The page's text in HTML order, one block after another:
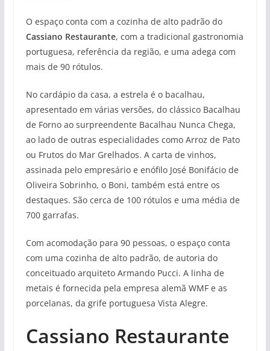
O espaço conta com a cozinha de alto padrão do
Cassiano Restaurante, com a tradicional gastronomia
portuguesa, referência da região, e uma adega com
mais de 90 rótulos.
No cardápio da casa, a estrela é o bacalhau,
apresentado em várias versões, do clássico Bacalhau
de Forno ao surpreendente Bacalhau Nunca Chega,
ao lado de outras especialidades como Arroz de Pato
ou Frutos do Mar Grelhados. A carta de vinhos,
assinada pelo empresário e enófilo José Bonifácio de
Oliveira Sobrinho, o Boni, também está entre os
destaques. São cerca de 100 rótulos e uma média de
700 garrafas.
Com acomodação para 90 pessoas, o espaço conta
com uma cozinha de alto padrão, de autoria do
conceituado arquiteto Armando Pucci. A linha de
metais é fornecida pela empresa alemã WMF e as
porcelanas, da grife portuguesa Vista Alegre.
Cassiano Restaurante